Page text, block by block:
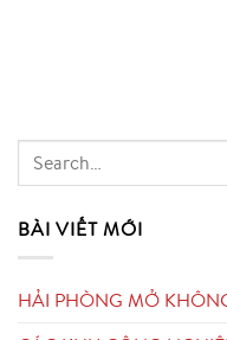
BÀI VIẾT MỚI
HẢI PHÒNG MỞ